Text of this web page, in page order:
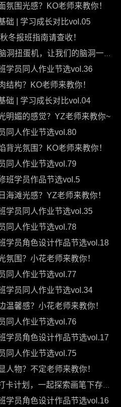
氛围光感？KO老师来教你！
础 | 学习成长对比vol.05
冬报班指南请查收！
，让我们的脑洞一起[KAJIA][KAJIA]！
学员同人作业节选vol.36
结构？KO老师来教你！
础 | 学习成长对比vol.04
明媚的感觉？YZ老师来教你~
同人作业节选vol.80
背光氛围？KO老师来教你！
同人作业节选vol.79
班学员作品节选vol.5
海滩光感？YZ老师来教你！
学员同人作业节选vol.35
同人作业节选vol.78
学员角色设计作品节选vol.18
氛围？小花老师来教你！
同人作业节选vol.77
学员同人作业节选vol.34
温馨感？小花老师来教你！
同人作业节选vol.76
学员角色设计作品节选vol.17
同人作业节选vol.75
人物？不定老师来教你！
划，一起探索画笔下存在的世界！
学员角色设计作品节选vol.16